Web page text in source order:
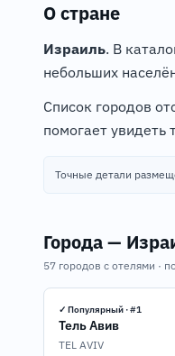
О стране
Израиль. В
небольших
Список городов
помогает увидеть
Точные детали
Города —
57 городов с отелями ·
✓ Популярный · #1
Тель Авив
TEL AVIV